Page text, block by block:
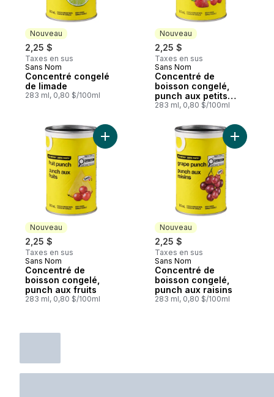
Nouveau
2,25 $
Taxes en sus
Nouveau
Sans Nom
Concentré congelé
de limade
283 ml, 0,80 $/100ml
Nouveau
2,25 $
Taxes en sus
Nouveau
Sans Nom
Concentré de
boisson congelé,
punch aux petits
fruits
283 ml, 0,80 $/100ml
Nouveau
2,25 $
Taxes en sus
Nouveau
Sans Nom
Concentré de
boisson congelé,
punch aux fruits
283 ml, 0,80 $/100ml
Ajouter Concentré de boisson congelé,
Nouveau
2,25 $
Taxes en sus
Nouveau
Sans Nom
Concentré de
boisson congelé,
punch aux raisins
283 ml, 0,80 $/100ml
Ajouter